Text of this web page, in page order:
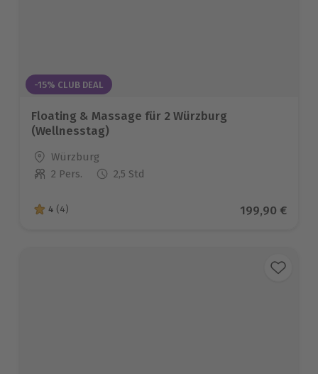
-15% CLUB DEAL
Floating & Massage für 2 Würzburg
(Wellnesstag)
Standort
Würzburg
Anzahl der Teilnehmer
2 Pers. 2,5 Std
4 von 5 Sternen basierend auf 4 Bewertungen
4 (4) Aktueller
199,90 €